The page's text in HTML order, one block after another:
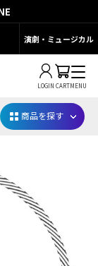
演劇・ミュージカル
LOGIN CARTMENU
商品を探す